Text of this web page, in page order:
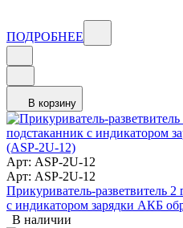
ПОДРОБНЕЕ
В корзину
Арт: ASP-2U-12
Арт: ASP-2U-12
Прикуриватель-разветвитель
с индикатором зарядки АКБ
В наличии